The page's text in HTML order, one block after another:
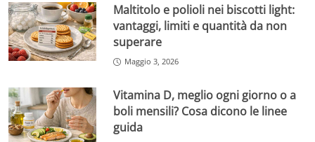
Maltitolo e polioli nei biscotti light:
vantaggi, limiti e quantità da non
superare
Maggio 3, 2026
Vitamina D, meglio ogni giorno o a
boli mensili? Cosa dicono le linee
guida